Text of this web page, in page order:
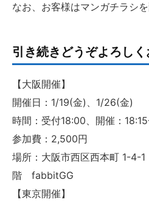
なお、お客様はマンガチラシ
引き続きどうぞよろしく
【大阪開催】
開催日：1/19(金)、1/26(金)
時間：受付18:00、開催：
参加費：2,500円
場所：大阪市西区西本町 1-4-1
階 fabbitGG
【東京開催】